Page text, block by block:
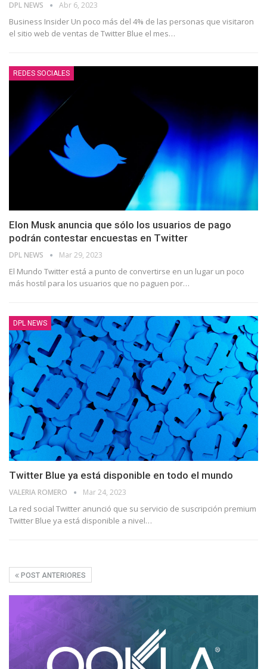
DPL NEWS Abr 6, 2023
Business Insider Un poco más del 4% de las personas que visitaron
el sitio web de ventas de Twitter Blue el mes…
REDES SOCIALES
Elon Musk anuncia que sólo los usuarios de pago
podrán contestar encuestas en Twitter
DPL NEWS Mar 29, 2023
El Mundo Twitter está a punto de convertirse en un lugar un poco
más hostil para los usuarios que no paguen por…
DPL NEWS
Twitter Blue ya está disponible en todo el mundo
VALERIA ROMERO Mar 24, 2023
La red social Twitter anunció que su servicio de suscripción premium
Twitter Blue ya está disponible a nivel…
POST ANTERIORES